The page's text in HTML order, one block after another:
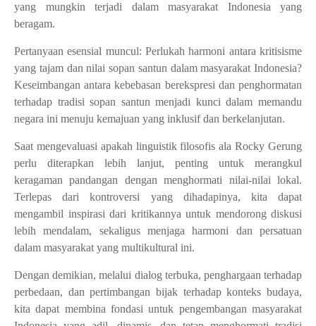
yang mungkin terjadi dalam masyarakat Indonesia yang
beragam.
Pertanyaan esensial muncul: Perlukah harmoni antara kritisisme
yang tajam dan nilai sopan santun dalam masyarakat Indonesia?
Keseimbangan antara kebebasan berekspresi dan penghormatan
terhadap tradisi sopan santun menjadi kunci dalam memandu
negara ini menuju kemajuan yang inklusif dan berkelanjutan.
Saat mengevaluasi apakah linguistik filosofis ala Rocky Gerung
perlu diterapkan lebih lanjut, penting untuk merangkul
keragaman pandangan dengan menghormati nilai-nilai lokal.
Terlepas dari kontroversi yang dihadapinya, kita dapat
mengambil inspirasi dari kritikannya untuk mendorong diskusi
lebih mendalam, sekaligus menjaga harmoni dan persatuan
dalam masyarakat yang multikultural ini.
Dengan demikian, melalui dialog terbuka, penghargaan terhadap
perbedaan, dan pertimbangan bijak terhadap konteks budaya,
kita dapat membina fondasi untuk pengembangan masyarakat